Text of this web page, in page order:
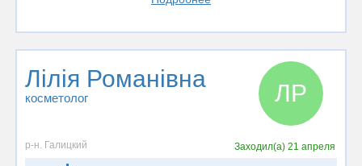
Лілія Романівна
косметолог ЛР
р-н. Галицкий Заходил(а)21 апреля